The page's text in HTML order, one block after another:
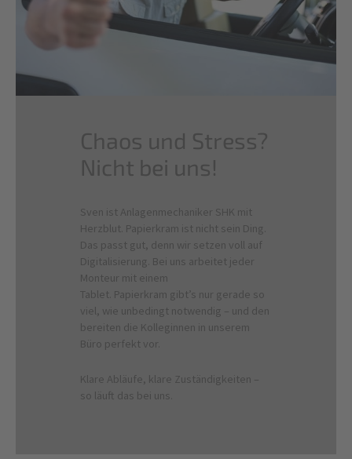
Chaos und Stress?
Nicht bei uns!
Sven ist Anlagenmechaniker SHK mit
Herzblut. Papierkram ist nicht sein Ding.
Das passt gut, denn wir setzen voll auf
Digitalisierung. Bei uns arbeitet jeder
Monteur mit einem
Tablet. Papierkram gibt’s nur gerade so
viel, wie unbedingt notwendig – und den
bereiten die Kolleginnen in unserem
Büro perfekt vor.
Klare Abläufe, klare Zuständigkeiten –
so läuft das bei uns.